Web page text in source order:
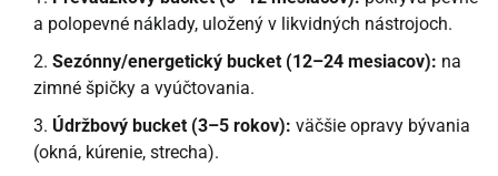
a polopevné náklady, uložený v likvidných nástrojoch.
Sezónny/energetický bucket (12–24 mesiacov): na
zimné špičky a vyúčtovania.
Údržbový bucket (3–5 rokov): väčšie opravy bývania
(okná, kúrenie, strecha).